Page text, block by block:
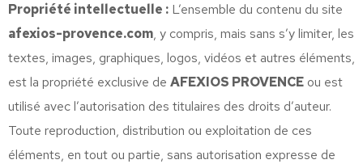
Propriété intellectuelle : L’ensemble du contenu du site
afexios-provence.com, y compris, mais sans s’y limiter, les
textes, images, graphiques, logos, vidéos et autres éléments,
est la propriété exclusive de AFEXIOS PROVENCE ou est
utilisé avec l’autorisation des titulaires des droits d’auteur.
Toute reproduction, distribution ou exploitation de ces
éléments, en tout ou partie, sans autorisation expresse de